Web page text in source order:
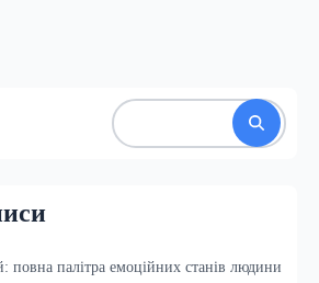
повна палітра емоційних станів людини